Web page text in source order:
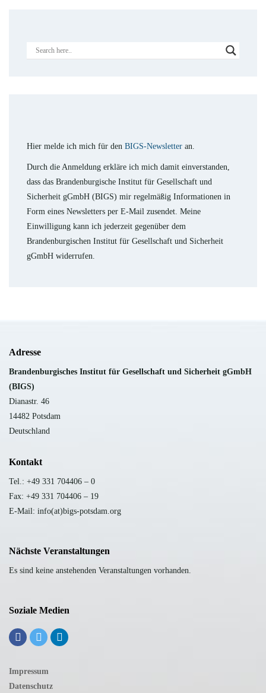
Hier melde ich mich für den BIGS-Newsletter an.
Durch die Anmeldung erkläre ich mich damit einverstanden,
dass das Brandenburgische Institut für Gesellschaft und
Sicherheit gGmbH (BIGS) mir regelmäßig Informationen in
Form eines Newsletters per E-Mail zusendet. Meine
Einwilligung kann ich jederzeit gegenüber dem
Brandenburgischen Institut für Gesellschaft und Sicherheit
gGmbH widerrufen.
Adresse
Brandenburgisches Institut für Gesellschaft und Sicherheit gGmbH
(BIGS)
Dianastr. 46
14482 Potsdam
Deutschland
Kontakt
Tel.: +49 331 704406 – 0
Fax: +49 331 704406 – 19
E-Mail: info(at)bigs-potsdam.org
Nächste Veranstaltungen
Es sind keine anstehenden Veranstaltungen vorhanden.
Soziale Medien
Impressum
Datenschutz